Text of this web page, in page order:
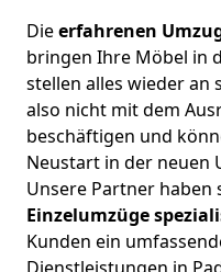
Dieerfahrenen
bringen Ihre Möbel in
stellen alles wieder an
also nicht mit dem
beschäftigen und
Neustart in der neuen
Unsere Partner haben
Einzelumzüge
Kunden ein